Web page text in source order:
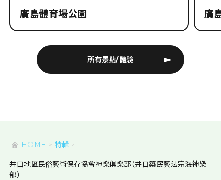
所有景點/體驗
廣島體育場公園 廣
HOME 特輯
井口地區民俗藝術保存協會神樂俱樂部（井口築民藝法宗海神樂
部）